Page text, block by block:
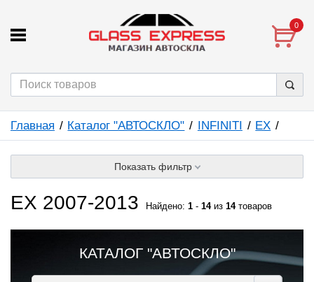
0
Главная Каталог "АВТОСКЛО" INFINITI EX
Показать фильтр
EX 2007-2013 Найдено: 1 - 14из 14товаров
КАТАЛОГ "АВТОСКЛО"